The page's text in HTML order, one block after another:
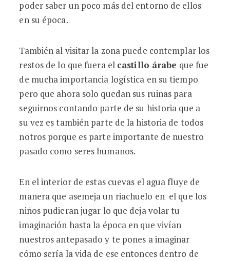
poder saber un poco más del entorno de ellos
en su época.
También al visitar la zona puede contemplar los
restos de lo que fuera el castillo árabe que fue
de mucha importancia logística en su tiempo
pero que ahora solo quedan sus ruinas para
seguirnos contando parte de su historia que a
su vez es también parte de la historia de todos
notros porque es parte importante de nuestro
pasado como seres humanos.
En el interior de estas cuevas el agua fluye de
manera que asemeja un riachuelo en el que los
niños pudieran jugar lo que deja volar tu
imaginación hasta la época en que vivían
nuestros antepasado y te pones a imaginar
cómo sería la vida de ese entonces dentro de